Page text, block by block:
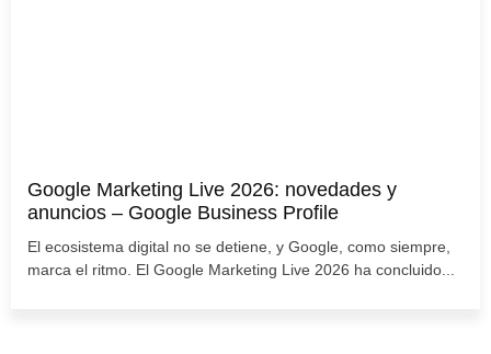
Google Marketing Live 2026: novedades y
anuncios – Google Business Profile
El ecosistema digital no se detiene, y Google, como siempre,
marca el ritmo. El Google Marketing Live 2026 ha concluido...